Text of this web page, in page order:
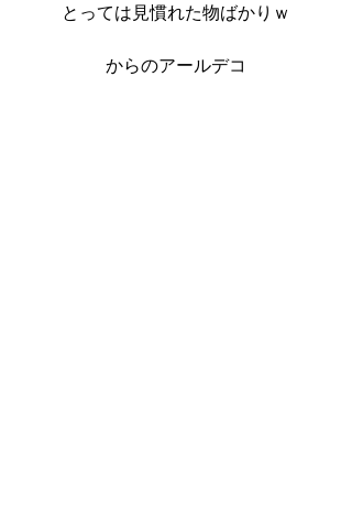
とっては見慣れた物ばかりｗ
からのアールデコ